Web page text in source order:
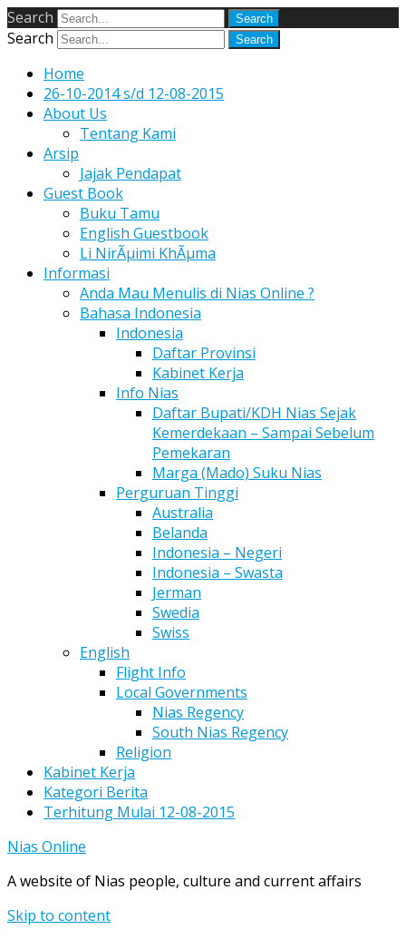
Search
Search
Home
26-10-2014 s/d 12-08-2015
About Us
Tentang Kami
Arsip
Jajak Pendapat
Guest Book
Buku Tamu
English Guestbook
Li NirÃµimi KhÃµma
Informasi
Anda Mau Menulis di Nias Online ?
Bahasa Indonesia
Indonesia
Daftar Provinsi
Kabinet Kerja
Info Nias
Daftar Bupati/KDH Nias Sejak
Kemerdekaan – Sampai Sebelum
Pemekaran
Marga (Mado) Suku Nias
Perguruan Tinggi
Australia
Belanda
Indonesia – Negeri
Indonesia – Swasta
Jerman
Swedia
Swiss
English
Flight Info
Local Governments
Nias Regency
South Nias Regency
Religion
Kabinet Kerja
Kategori Berita
Terhitung Mulai 12-08-2015
Nias Online
A website of Nias people, culture and current affairs
Skip to content